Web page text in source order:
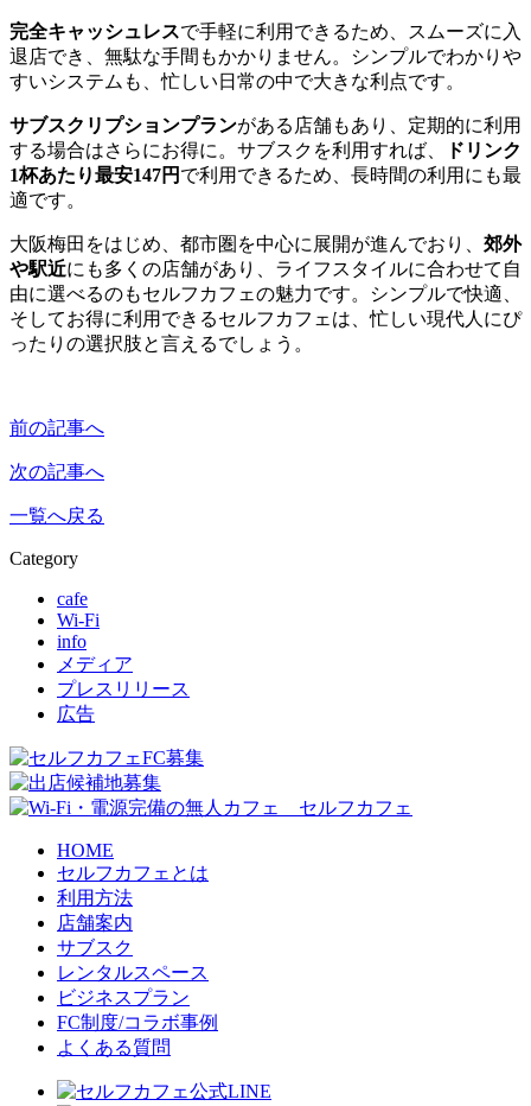
完全キャッシュレスで手軽に利用できるため、スムーズに入
退店でき、無駄な手間もかかりません。シンプルでわかりや
すいシステムも、忙しい日常の中で大きな利点です。
サブスクリプションプランがある店舗もあり、定期的に利用
する場合はさらにお得に。サブスクを利用すれば、
ドリンク
1杯あたり最安147円 で利用できるため、長時間の利用にも最
適です。
大阪梅田をはじめ、都市圏を中心に展開が進んでおり、 郊外
や駅近にも多くの店舗があり、ライフスタイルに合わせて自
由に選べるのもセルフカフェの魅力です。シンプルで快適、
そしてお得に利用できるセルフカフェは、忙しい現代人にぴ
ったりの選択肢と言えるでしょう。
前の記事へ
次の記事へ
一覧へ戻る
Category
cafe
Wi-Fi
info
メディア
プレスリリース
広告
HOME
セルフカフェとは
利用方法
店舗案内
サブスク
レンタルスペース
ビジネスプラン
FC制度/コラボ事例
よくある質問